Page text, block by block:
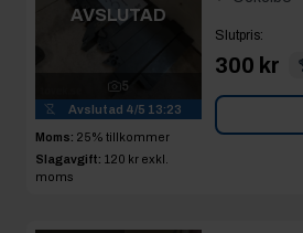
AVSLUTAD
5
Avslutad 4/5 13:23
Moms: 25% tillkommer
Slagavgift: 120 kr exkl.
moms
Slutpris:
300 kr